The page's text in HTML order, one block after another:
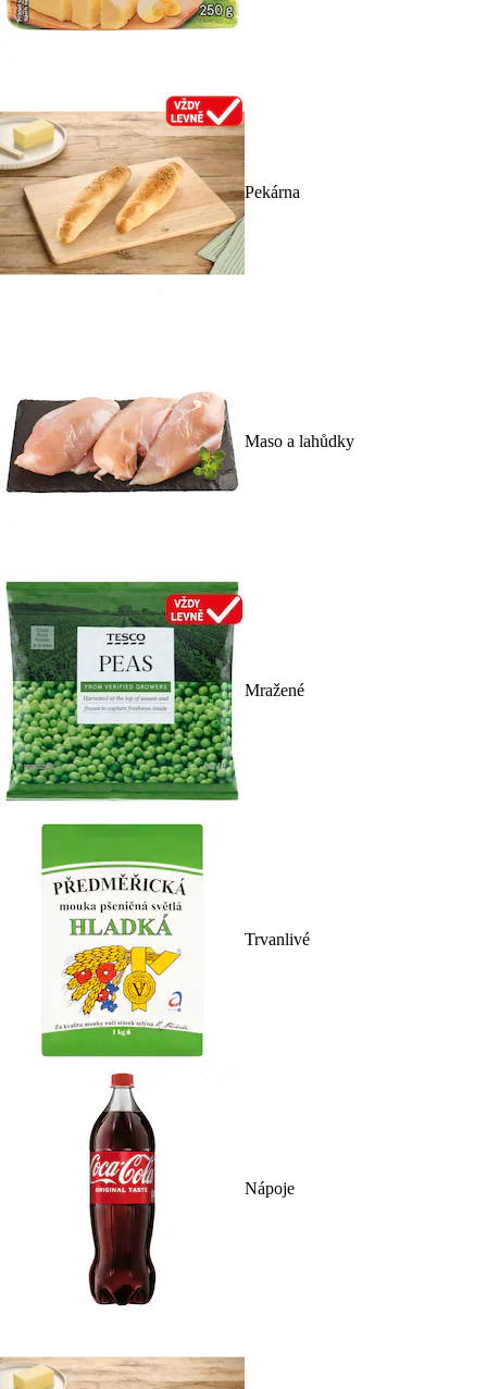
Pekárna
Maso a lahůdky
Mražené
Trvanlivé
Nápoje